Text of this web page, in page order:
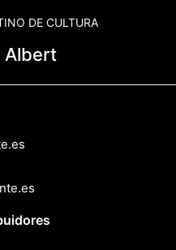
DE CULTURA
Albert